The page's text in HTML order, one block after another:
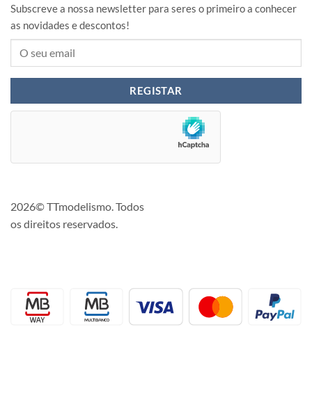
Subscreve a nossa newsletter para seres o primeiro a conhecer
as novidades e descontos!
2026© TTmodelismo. Todos
os direitos reservados.